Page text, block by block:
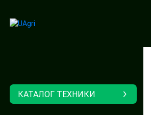
КАТАЛОГ ТЕХНИКИ